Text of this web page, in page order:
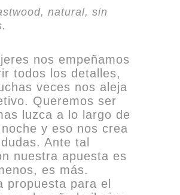
natural, sin
nos empeñamos
todos los detalles,
veces nos aleja
Queremos ser
luzca a lo largo de
y eso nos crea
Ante tal
nuestra apuesta es
es más.
propuesta para el